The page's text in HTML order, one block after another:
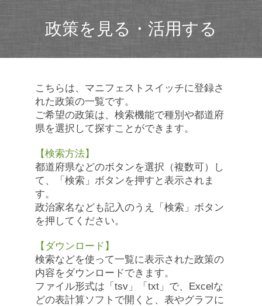
政策を見る・活用する
こちらは、マニフェストスイッチに登録さ
れた政策の一覧です。
ご希望の政策は、検索機能で種別や都道府
県を選択して探すことができます。
【検索方法】
都道府県などのボタンを選択（複数可）し
て、「検索」ボタンを押すと表示されま
す。
政治家名なども記入のうえ「検索」ボタン
を押してください。
【ダウンロード】
検索などを使って一覧に表示された政策の
内容をダウンロードできます。
ファイル形式は「tsv」「txt」で、Excelな
どの表計算ソフトで開くと、表やグラフに